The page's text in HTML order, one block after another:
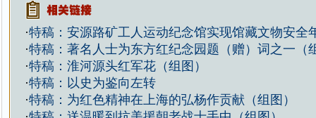
·特稿：安源路矿工人运动纪念馆实现馆藏文物安全
·特稿：著名人士为东方红纪念园题（赠）词之一（
·特稿：淮河源头红军花（组图）
·特稿：以史为鉴向左转
·特稿：为红色精神在上海的弘杨作贡献（组图）